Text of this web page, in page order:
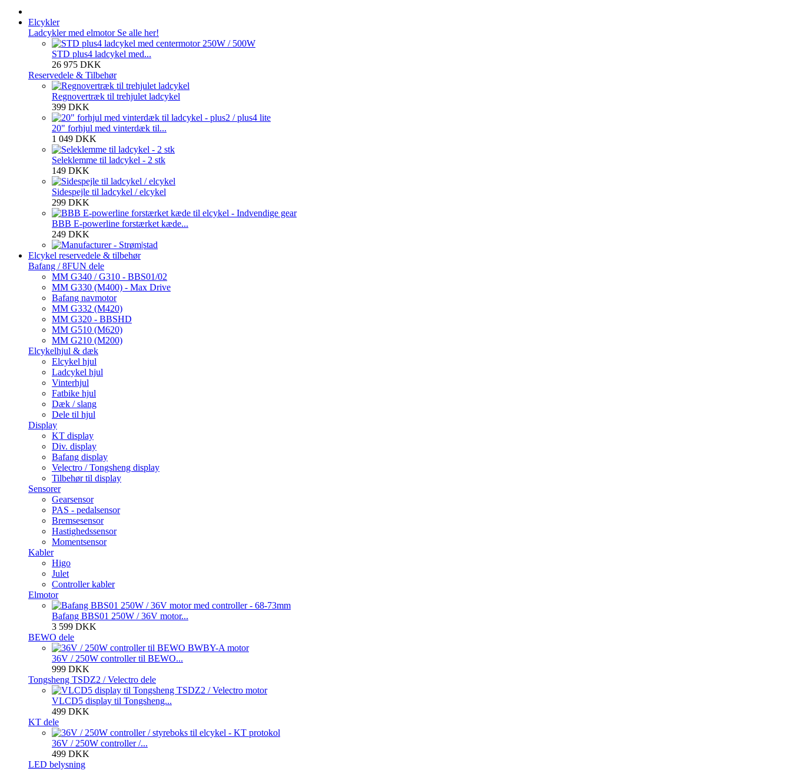
Elcykler
Ladcykler med elmotor Se alle her!
STD plus4 ladcykel med...
26 975 DKK
Reservedele & Tilbehør
Regnovertræk til trehjulet ladcykel
399 DKK
20" forhjul med vinterdæk til...
1 049 DKK
Seleklemme til ladcykel - 2 stk
149 DKK
Sidespejle til ladcykel / elcykel
299 DKK
BBB E-powerline forstærket kæde...
249 DKK
Elcykel reservedele & tilbehør
Bafang / 8FUN dele
MM G340 / G310 - BBS01/02
MM G330 (M400) - Max Drive
Bafang navmotor
MM G332 (M420)
MM G320 - BBSHD
MM G510 (M620)
MM G210 (M200)
Elcykelhjul & dæk
Elcykel hjul
Ladcykel hjul
Vinterhjul
Fatbike hjul
Dæk / slang
Dele til hjul
Display
KT display
Div. display
Bafang display
Velectro / Tongsheng display
Tilbehør til display
Sensorer
Gearsensor
PAS - pedalsensor
Bremsesensor
Hastighedssensor
Momentsensor
Kabler
Higo
Julet
Controller kabler
Elmotor
Bafang BBS01 250W / 36V motor...
3 599 DKK
BEWO dele
36V / 250W controller til BEWO...
999 DKK
Tongsheng TSDZ2 / Velectro dele
VLCD5 display til Tongsheng...
499 DKK
KT dele
36V / 250W controller /...
499 DKK
LED belysning